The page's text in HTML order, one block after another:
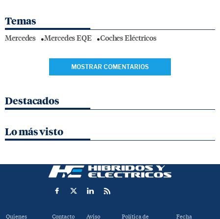
Temas
Mercedes Mercedes EQE Coches Eléctricos
MOSTRAR COMENTARIOS
Destacados
Lo más visto
Quienes Contacto Aviso Política de Fecha